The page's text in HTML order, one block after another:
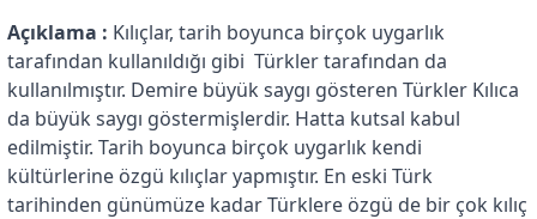
Açıklama : Kılıçlar, tarih boyunca birçok uygarlık
tarafından kullanıldığı gibi Türkler tarafından da
kullanılmıştır. Demire büyük saygı gösteren Türkler Kılıca
da büyük saygı göstermişlerdir. Hatta kutsal kabul
edilmiştir. Tarih boyunca birçok uygarlık kendi
kültürlerine özgü kılıçlar yapmıştır. En eski Türk
tarihinden günümüze kadar Türklere özgü de bir çok kılıç